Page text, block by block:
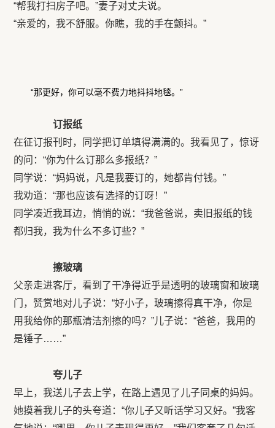
“帮我打扫房子吧。”妻子对丈夫说。
“亲爱的，我不舒服。你瞧，我的手在颤抖。”
“那更好，你可以毫不费力地抖抖地毯。”
订报纸
在征订报刊时，同学把订单填得满满的。我看见了，惊讶
的问：“你为什么订那么多报纸？”
同学说：“妈妈说，凡是我要订的，她都肯付钱。”
我劝道：“那也应该有选择的订呀！”
同学凑近我耳边，悄悄的说：“我爸爸说，卖旧报纸的钱
都归我，我为什么不多订些？”
擦玻璃
父亲走进客厅，看到了干净得近乎是透明的玻璃窗和玻璃
门，赞赏地对儿子说：“好小子，玻璃擦得真干净，你是
用我给你的那瓶清洁剂擦的吗？”儿子说：“爸爸，我用的
是锤子……”
夸儿子
早上，我送儿子去上学，在路上遇见了儿子同桌的妈妈。
她摸着我儿子的头夸道：“你儿子又听话学习又好。”我客